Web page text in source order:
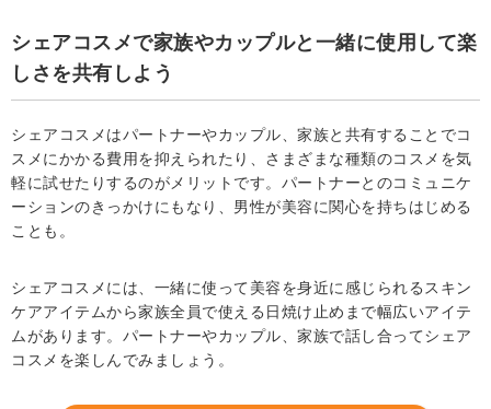
シェアコスメで家族やカップルと一緒に使用して楽
しさを共有しよう
シェアコスメはパートナーやカップル、家族と共有することでコ
スメにかかる費用を抑えられたり、さまざまな種類のコスメを気
軽に試せたりするのがメリットです。パートナーとのコミュニケ
ーションのきっかけにもなり、男性が美容に関心を持ちはじめる
ことも。
シェアコスメには、一緒に使って美容を身近に感じられるスキン
ケアアイテムから家族全員で使える日焼け止めまで幅広いアイテ
ムがあります。パートナーやカップル、家族で話し合ってシェア
コスメを楽しんでみましょう。